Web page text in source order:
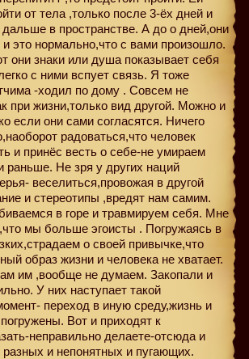
от тела ,только после 3-ёх дней и
дальше в пространстве. А до о дней,они
это нормально,что с вами произошло.
они знаки или душа показывает себя
с ними вспует связь. Я тоже
-ходил по дому . Совсем не
при жизни,только вид другой. Можно и
если они сами согласятся. Ничего
радоваться,что человек
и принёс весть о себе-не умираем
раньше. Не зря у других наций
веселиться,провожая в другой
и стереотипы ,вредят нам самим.
в горе и травмируем себя. Мне
мы больше эгоисты . Погружаясь в
о своей привычке,что
образ жизни и человека не хватает.
им ,вообще не думаем. Закопали и
У них наступает такой
переход в иную среду,жизнь и
Вот и приходят к
неправильно делаете-отсюда и
разных и непонятных и пугающих.